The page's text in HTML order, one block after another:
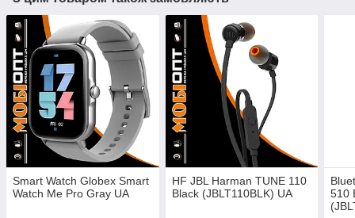
Smart Watch Globex Smart
Watch Me Pro Gray UA
HF JBL Harman TUNE 110
Black (JBLT110BLK) UA
510